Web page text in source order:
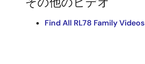
Find All RL78 Family Videos